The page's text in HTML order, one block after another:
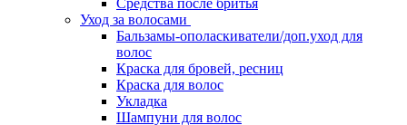
Средства после бритья
Уход за волосами
Бальзамы-ополаскиватели/доп.уход для
волос
Краска для бровей, ресниц
Краска для волос
Укладка
Шампуни для волос